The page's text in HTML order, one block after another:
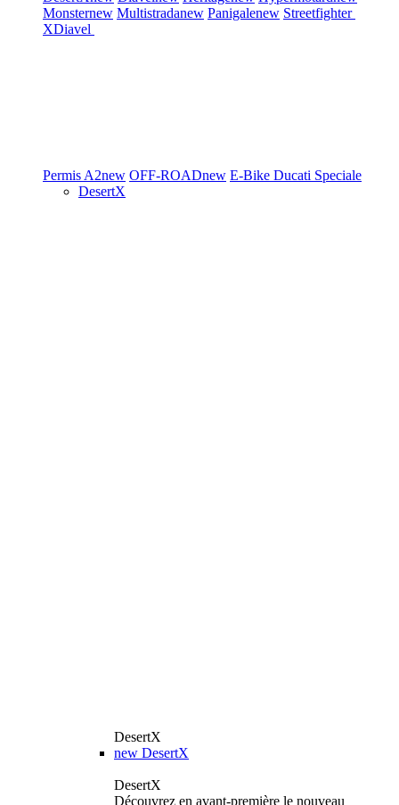
Monsternew Multistradanew Panigalenew Streetfighter
XDiavel
Permis A2new OFF-ROADnew E-Bike Ducati Speciale
DesertX
DesertX
new DesertX
DesertX
Découvrez en avant-première le nouveau